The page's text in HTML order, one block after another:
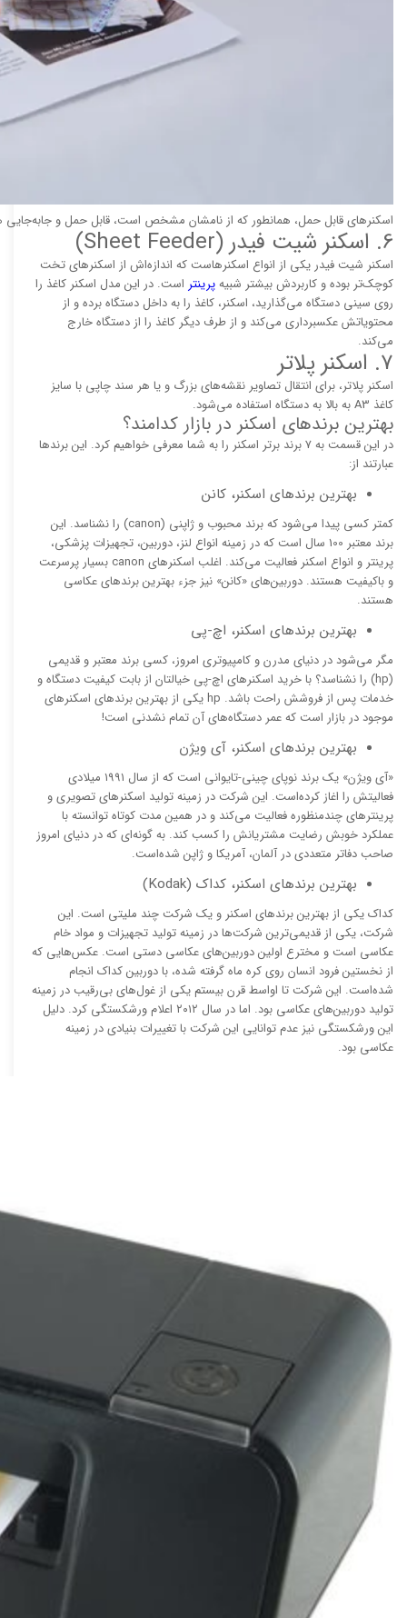
اسکنرهای قابل حمل، همانطور که از نامشان مشخص است، قابل حمل و
6. اسکنر شیت فیدر (Sheet Feeder)
اسکنر شیت فیدر یکی از انواع اسکنرهاست که اندازه‌اش از اسکنرهای تخت
کوچک‌تر بوده و کاربردش بیشتر شبیهپرینتر است. در این مدل اسکنر کاغذ را
روی سینی دستگاه می‌گذارید، اسکنر، کاغذ را به داخل دستگاه برده و از
محتویاتش عکسبرداری می‌کند و از طرف دیگر کاغذ را از دستگاه خارج
می‌کند.
۷. اسکنر پلاتر
اسکنر پلاتر، برای انتقال تصاویر نقشه‌های بزرگ و یا هر سند چاپی با سایز
کاغذ A3 به بالا به دستگاه استفاده می‌شود.
بهترین برندهای اسکنر در بازار کدامند؟
در این قسمت به ۷ برند برتر اسکنر را به شما معرفی خواهیم کرد. این برندها
عبارتند از:
بهترین برندهای اسکنر، کانن
کمتر کسی پیدا می‌شود که برند محبوب و ژاپنی (canon) را نشناسد. این
برند معتبر 100 سال است که در زمینه انواع لنز، دوربین‌، تجهیزات پزشکی،
پرینتر و انواع اسکنر فعالیت می‌کند. اغلب اسکنرهای canon بسیار پرسرعت
و باکیفیت هستند. دوربین‌های «کانن» نیز جزء بهترین برندهای عکاسی
هستند.
بهترین برندهای اسکنر، اچ-پی
مگر می‌شود در دنیای مدرن و کامپیوتری امروز، کسی برند معتبر و قدیمی
(hp) را نشناسد؟ با خرید اسکنرهای اچ-پی خیالتان از بابت کیفیت دستگاه و
خدمات پس از فروشش راحت باشد. hp یکی از بهترین برندهای اسکنرهای
موجود در بازار است که عمر دستگاه‌های آن تمام نشدنی است!
بهترین برندهای اسکنر، آی ویژن
«آی ویژن» یک برند نوپای چینی-تایوانی است که از سال ۱۹۹۱ میلادی
فعالیتش را اغاز کرده‌است. این شرکت در زمینه تولید اسکنر‌های تصویری و
پرینترهای چندمنظوره فعالیت می‌کند و در همین مدت کوتاه توانسته با
عملکرد خوبش رضایت مشتریانش را کسب کند. به گونه‌ای که در دنیای امروز
صاحب دفاتر متعددی در آلمان، آمریکا و ژاپن شده‌است.
بهترین برندهای اسکنر، کداک (Kodak)
کداک یکی از بهترین برندهای اسکنر و یک شرکت چند ملیتی است. این
شرکت، یکی از قدیمی‌ترین شرکت‌ها در زمینه تولید تجهیزات و مواد خام
عکاسی است و مخترع اولین دوربین‌های عکاسی دستی است. عکس‌هایی که
از نخستین فرود انسان روی کره ماه گرفته شده، با دوربین کداک انجام
شده‌است. این شرکت تا اواسط قرن بیستم یکی از غول‌های بی‌رقیب در زمینه
تولید دوربین‌های عکاسی بود. اما در سال ۲۰۱۲ اعلام ورشکستگی کرد. دلیل
این ورشکستگی نیز عدم توانایی این شرکت با تغییرات بنیادی در زمینه
عکاسی بود.